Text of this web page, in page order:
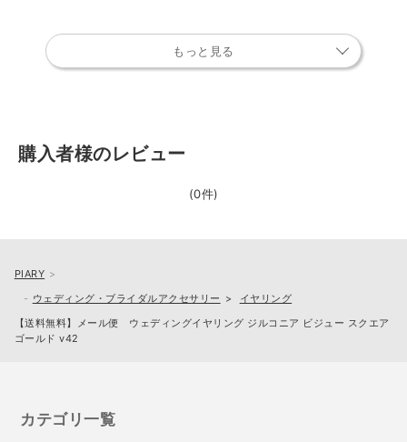
もっと見る
購入者様のレビュー
(0件)
PIARY
ウェディング・ブライダルアクセサリー
イヤリング
【送料無料】メール便 ウェディングイヤリング ジルコニア ビジュー スクエア
ゴールド v42
カテゴリ一覧